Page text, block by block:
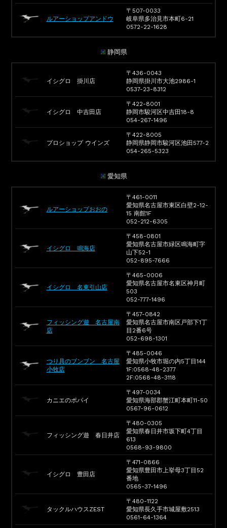
ルアーショップアンドウ
〒507-0033
岐阜県多治見市本町6-21
0572-22-1628
静岡県
イシグロ 掛川店
〒436-0043
静岡県掛川市大池2986-1
0537-23-8312
イシグロ 中吉田店
〒422-8001
静岡市駿河区中吉田18-8
054-267-1496
プロショップ ウインズ
〒422-8005
静岡県静岡市駿河区池田577-2
054-265-5323
愛知県
ルアーショップおおの
〒461-0011
愛知県名古屋市東区白壁2-12-
15 南館1F
052-212-6305
イシグロ 鳴海店
〒458-0801
愛知県名古屋市緑区鳴海町字
山下52-1
052-895-7666
イシグロ 名東引山店
〒465-0006
愛知県名古屋市名東区神月町
503
052-777-1496
フィッシング遊 名古屋南
店
〒457-0842
愛知県名古屋市南区戸部下1丁
目2番6号
052-698-1301
つり具のブンブン 名古屋
小牧店
〒485-0046
愛知県小牧市堀の内5丁目144
1F:0568-48-2377
2F:0568-48-3118
カニエのポパイ
〒497-0034
愛知県海部郡蟹江町本町11-50
0567-96-0612
フィッシング遊 春日井店
〒480-0305
愛知県春日井市坂下町4丁目
613
0568-93-9800
イシグロ 豊田店
〒471-0866
愛知県豊田市上挙母3丁目52
番地
0565-37-1496
タックルハウスZEST
〒480-1122
愛知県長久手市城屋敷2513
0561-64-1364